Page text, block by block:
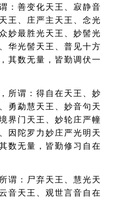
：善变化天王、寂静音
王、庄严主天王、念光
妙最胜光天王、妙髻光
华光髻天王、普见十方
其数无量，皆勤调伏一
所谓：得自在天王、妙
勇勐慧天王、妙音句天
界门天王、妙轮庄严幢
因陀罗力妙庄严光明天
数无量，皆勤修习自在
谓：尸弃天王、慧光天
音天王、观世言音自在